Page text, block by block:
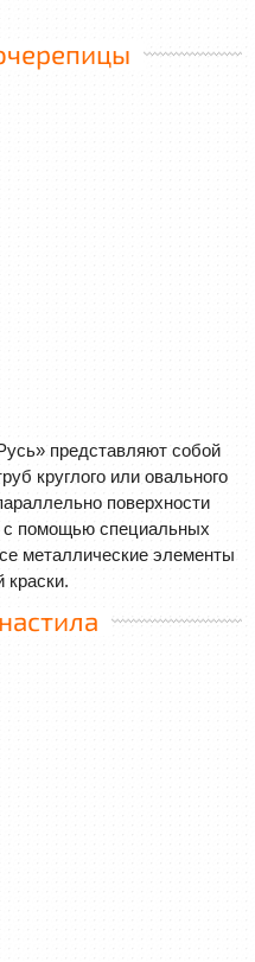
представляют собой
круглого или овального
поверхности
с помощью специальных
металлические элементы
краски.